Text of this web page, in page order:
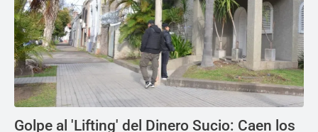
Golpe al 'Lifting' del Dinero Sucio: Caen los